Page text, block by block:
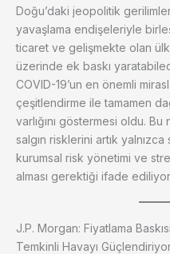
Doğu’daki jeopolitik
yavaşlama endişeleriyle
ticaret ve gelişmekte olan
üzerinde ek baskı
COVID-19’un en önemli
çeşitlendirme ile tamamen
varlığını göstermesi oldu.
salgın risklerini artık yalnızca
kurumsal risk yönetimi ve
alması gerektiği ifade
J.P. Morgan: Fiyatlama
Temkinli Havayı